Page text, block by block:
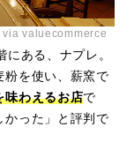
valuecommerce
にある、ナプレ。
粉を使い、薪窯で
味わえるお店で
かった」と評判で